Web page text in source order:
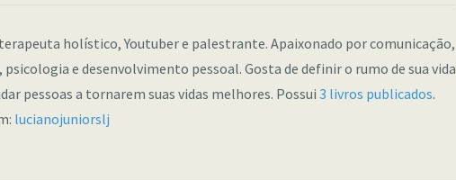
holístico, Youtuber e palestrante. Apaixonado por comunicação,
psicologia e desenvolvimento pessoal. Gosta de definir o rumo de sua vida
pessoas a tornarem suas vidas melhores. Possui 3 livros publicados.
lucianojuniorslj